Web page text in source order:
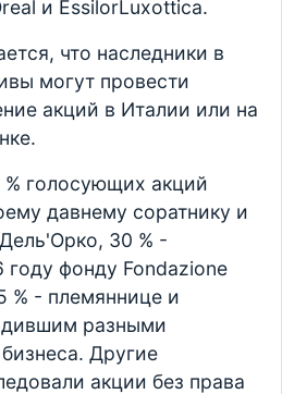
и EssilorLuxottica.
что наследники в
могут провести
акций в Италии или на
голосующих акций
давнему соратнику и
30 % -
году фонду Fondazione
% - племяннице и
разными
Другие
акции без права